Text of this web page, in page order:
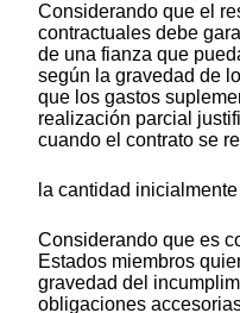
Considerando que el
contractuales debe
de una fianza que
según la gravedad de
que los gastos
realización parcial
cuando el contrato se
la cantidad
Considerando que es
Estados miembros
gravedad del
obligaciones